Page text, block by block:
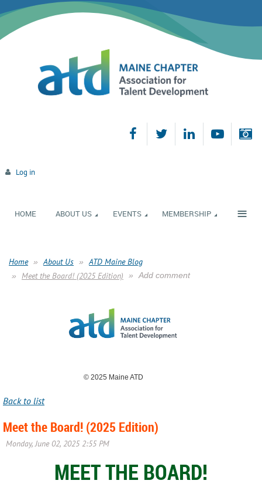
Log in
HOME ABOUT US EVENTS MEMBERSHIP ≡
Home About Us
ATD Maine Blog
Meet the Board! (2025 Edition)
Add comment
© 2025 Maine ATD
Back to list
Meet the Board! (2025 Edition)
MEET THE BOARD!